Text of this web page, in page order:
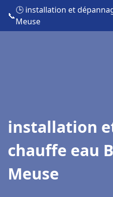
📞
🕒 installation et
Meuse
installation
chauffe eau
Meuse